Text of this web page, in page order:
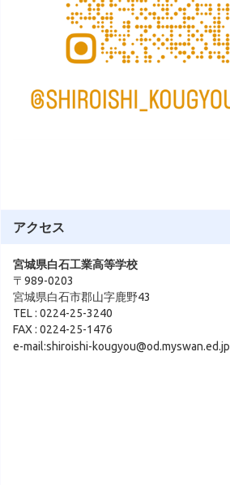
アクセス
宮城県白石工業高等学校
〒989-0203
宮城県白石市郡山字鹿野43
TEL : 0224-25-3240
FAX : 0224-25-1476
e-mail:shiroishi-kougyou@od.myswan.ed.jp